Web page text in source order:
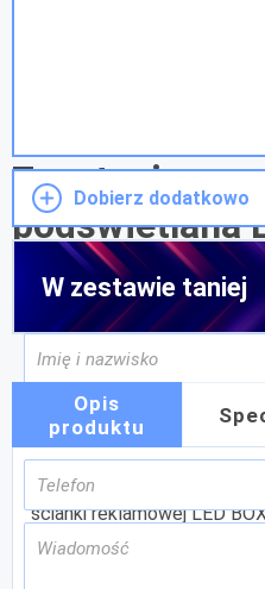
Zapytanie o
podświetlana
300x240
Dobierz dodatkowo
W zestawie taniej
Opis
produktu
Kaseton na ramie
ścianki reklamowej LED
w podwyższonej wersji,